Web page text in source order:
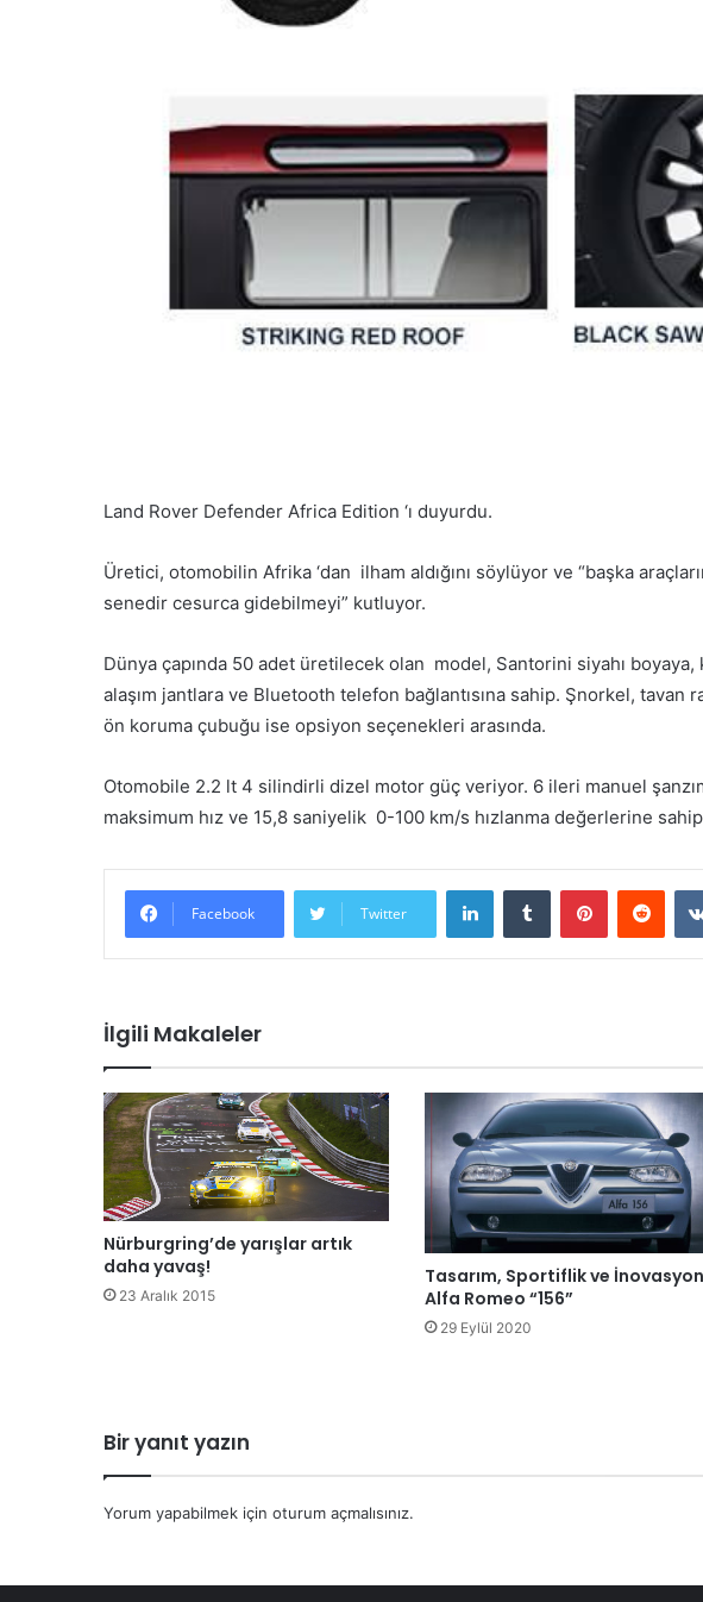
Land Rover Defender Africa Edition ‘ı duyurdu.
Üretici, otomobilin Afrika ‘dan ilham aldığını söylüyor ve “başka
senedir cesurca gidebilmeyi” kutluyor.
Dünya çapında 50 adet üretilecek olan model, Santorini siyahı boyaya,
alaşım jantlara ve Bluetooth telefon bağlantısına sahip. Şnorkel, tavan
ön koruma çubuğu ise opsiyon seçenekleri arasında.
Otomobile 2.2 lt 4 silindirli dizel motor güç veriyor. 6 ileri manuel
maksimum hız ve 15,8 saniyelik 0-100 km/s hızlanma değerlerine
Facebook Twitter
İlgili Makaleler
Nürburgring’de yarışlar artık
daha yavaş!
23 Aralık 2015
Tasarım, Sportiflik ve
Alfa Romeo “156”
29 Eylül 2020
Bir yanıt yazın
Yorum yapabilmek için oturum açmalısınız.